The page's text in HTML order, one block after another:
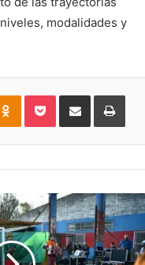
modalidades y
Odnoklassniki
PocketShare
Email
Print